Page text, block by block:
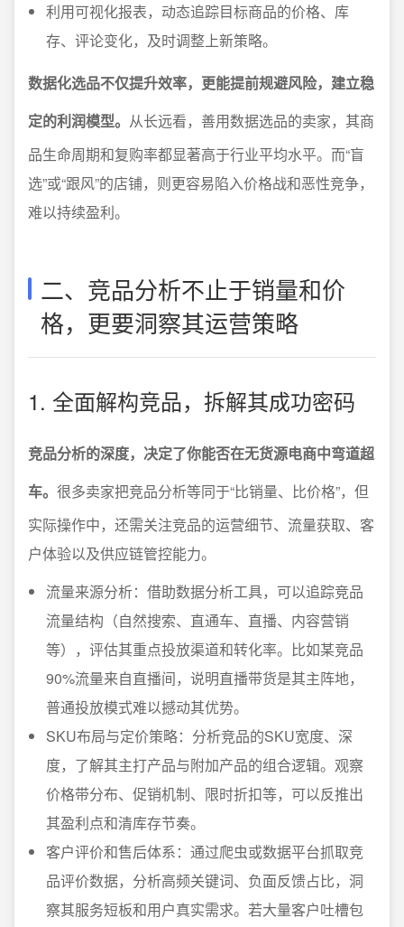
利用可视化报表，动态追踪目标商品的价格、库
存、评论变化，及时调整上新策略。
数据化选品不仅提升效率，更能提前规避风险，建立稳
定的利润模型。 从长远看，善用数据选品的卖家，其商
品生命周期和复购率都显著高于行业平均水平。而“盲
选”或“跟风”的店铺，则更容易陷入价格战和恶性竞争，
难以持续盈利。
二、竞品分析不止于销量和价
格，更要洞察其运营策略
1. 全面解构竞品，拆解其成功密码
竞品分析的深度，决定了你能否在无货源电商中弯道超
车。 很多卖家把竞品分析等同于“比销量、比价格”，但
实际操作中，还需关注竞品的运营细节、流量获取、客
户体验以及供应链管控能力。
流量来源分析：借助数据分析工具，可以追踪竞品
流量结构（自然搜索、直通车、直播、内容营销
等），评估其重点投放渠道和转化率。比如某竞品
90%流量来自直播间，说明直播带货是其主阵地，
普通投放模式难以撼动其优势。
SKU布局与定价策略：分析竞品的SKU宽度、深
度，了解其主打产品与附加产品的组合逻辑。观察
价格带分布、促销机制、限时折扣等，可以反推出
其盈利点和清库存节奏。
客户评价和售后体系：通过爬虫或数据平台抓取竞
品评价数据，分析高频关键词、负面反馈占比，洞
察其服务短板和用户真实需求。若大量客户吐槽包